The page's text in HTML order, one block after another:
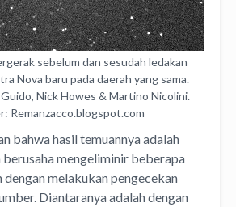
sebelum dan sesudah ledakan
Nova baru pada daerah yang sama.
Nick Howes & Martino Nicolini.
Remanzacco.blogspot.com
bahwa hasil temuannya adalah
berusaha mengeliminir beberapa
dengan melakukan pengecekan
Diantaranya adalah dengan